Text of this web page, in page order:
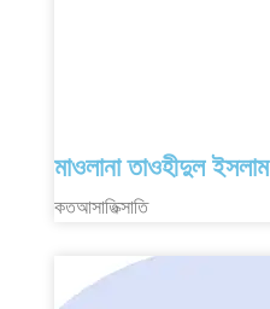
মাওলানা তাওহীদুল ইসলাম
কতআসাতিক্সাতি